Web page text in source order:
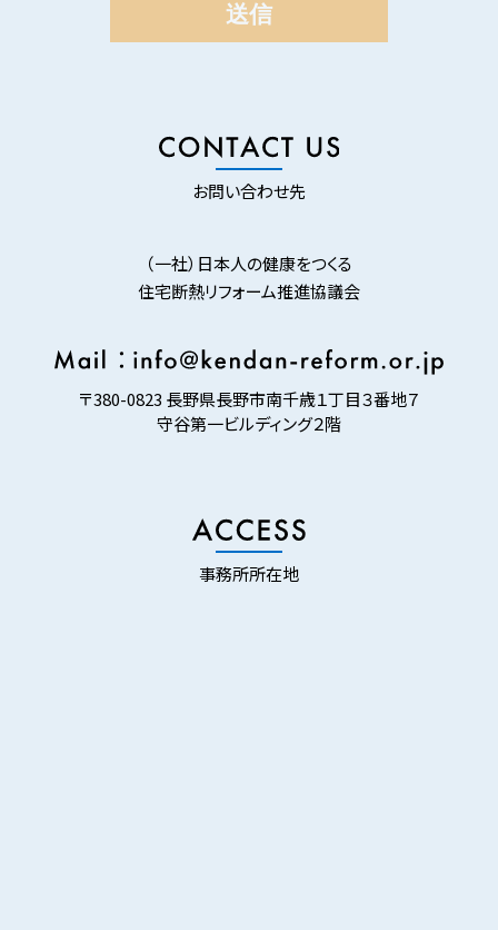
お問い合わせ先
（一社）日本人の健康をつくる
住宅断熱リフォーム推進協議会
〒380-0823 長野県長野市南千歳１丁目３番地７
守谷第一ビルディング２階
事務所所在地